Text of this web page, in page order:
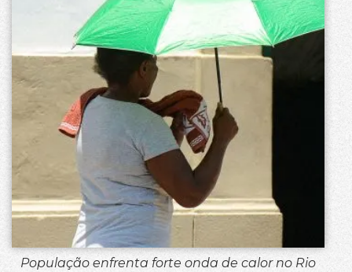
População enfrenta forte onda de calor no Rio